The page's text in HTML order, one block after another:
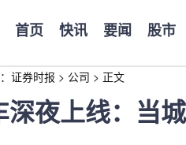
首页 快讯 要闻 股市
证券时报 > 公司 > 正文
深夜上线：当